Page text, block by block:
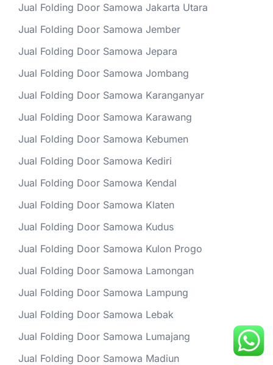
Jual Folding Door Samowa Jakarta Utara
Jual Folding Door Samowa Jember
Jual Folding Door Samowa Jepara
Jual Folding Door Samowa Jombang
Jual Folding Door Samowa Karanganyar
Jual Folding Door Samowa Karawang
Jual Folding Door Samowa Kebumen
Jual Folding Door Samowa Kediri
Jual Folding Door Samowa Kendal
Jual Folding Door Samowa Klaten
Jual Folding Door Samowa Kudus
Jual Folding Door Samowa Kulon Progo
Jual Folding Door Samowa Lamongan
Jual Folding Door Samowa Lampung
Jual Folding Door Samowa Lebak
Jual Folding Door Samowa Lumajang
Jual Folding Door Samowa Madiun